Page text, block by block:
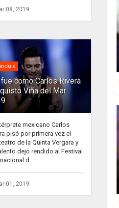
08, 2019
como Carlos Rivera
Viña del Mar
mexicano Carlos
pisó por primera vez el
de la Quinta Vergara y
dejó rendido al Festival
d...
01, 2019